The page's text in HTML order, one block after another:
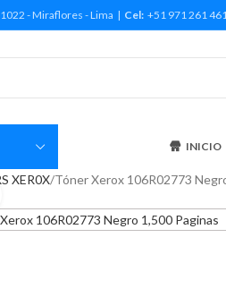
- Miraflores - Lima | Cel: +51 971 261
INICIO
XER0X Tóner Xerox 106R02773